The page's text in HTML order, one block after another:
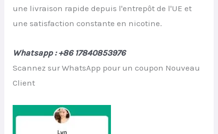
une livraison rapide depuis l'entrepôt de l'UE et
une satisfaction constante en nicotine.
Whatsapp : +86 17840853976
Scannez sur WhatsApp pour un coupon Nouveau
Client